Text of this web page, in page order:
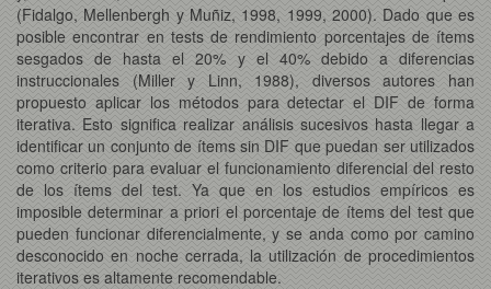
(Fidalgo, Mellenbergh y Muñiz, 1998, 1999, 2000). Dado que es
posible encontrar en tests de rendimiento porcentajes de ítems
sesgados de hasta el 20% y el 40% debido a diferencias
instruccionales
(Miller y Linn, 1988), diversos autores han
propuesto aplicar los métodos para detectar el DIF de forma
iterativa. Esto significa realizar análisis sucesivos hasta llegar a
identificar un conjunto de ítems sin DIF que puedan ser utilizados
como criterio para evaluar el funcionamiento diferencial del resto
de los ítems del test. Ya que en los estudios empíricos es
imposible determinar a priori el porcentaje de ítems del test que
pueden funcionar diferencialmente, y se anda como por camino
desconocido en noche cerrada, la utilización de procedimientos
iterativos es altamente recomendable.